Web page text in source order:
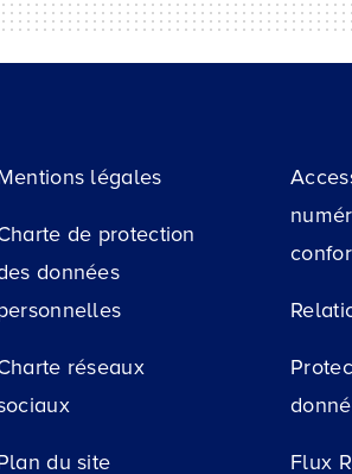
légales
de protection
données
réseaux
du site Flux